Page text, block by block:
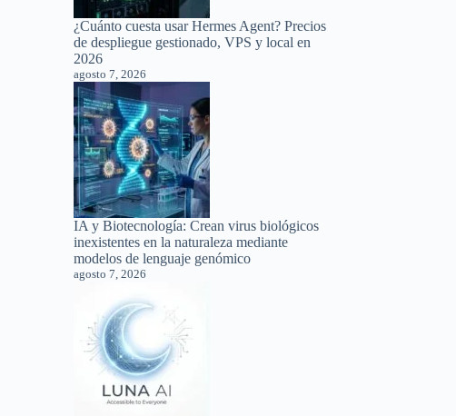
¿Cuánto cuesta usar Hermes Agent? Precios
de despliegue gestionado, VPS y local en
2026
agosto 7, 2026
IA y Biotecnología: Crean virus biológicos
inexistentes en la naturaleza mediante
modelos de lenguaje genómico
agosto 7, 2026